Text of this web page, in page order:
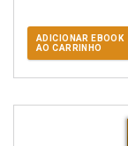
ADICIONAR EBOOK
AO CARRINHO